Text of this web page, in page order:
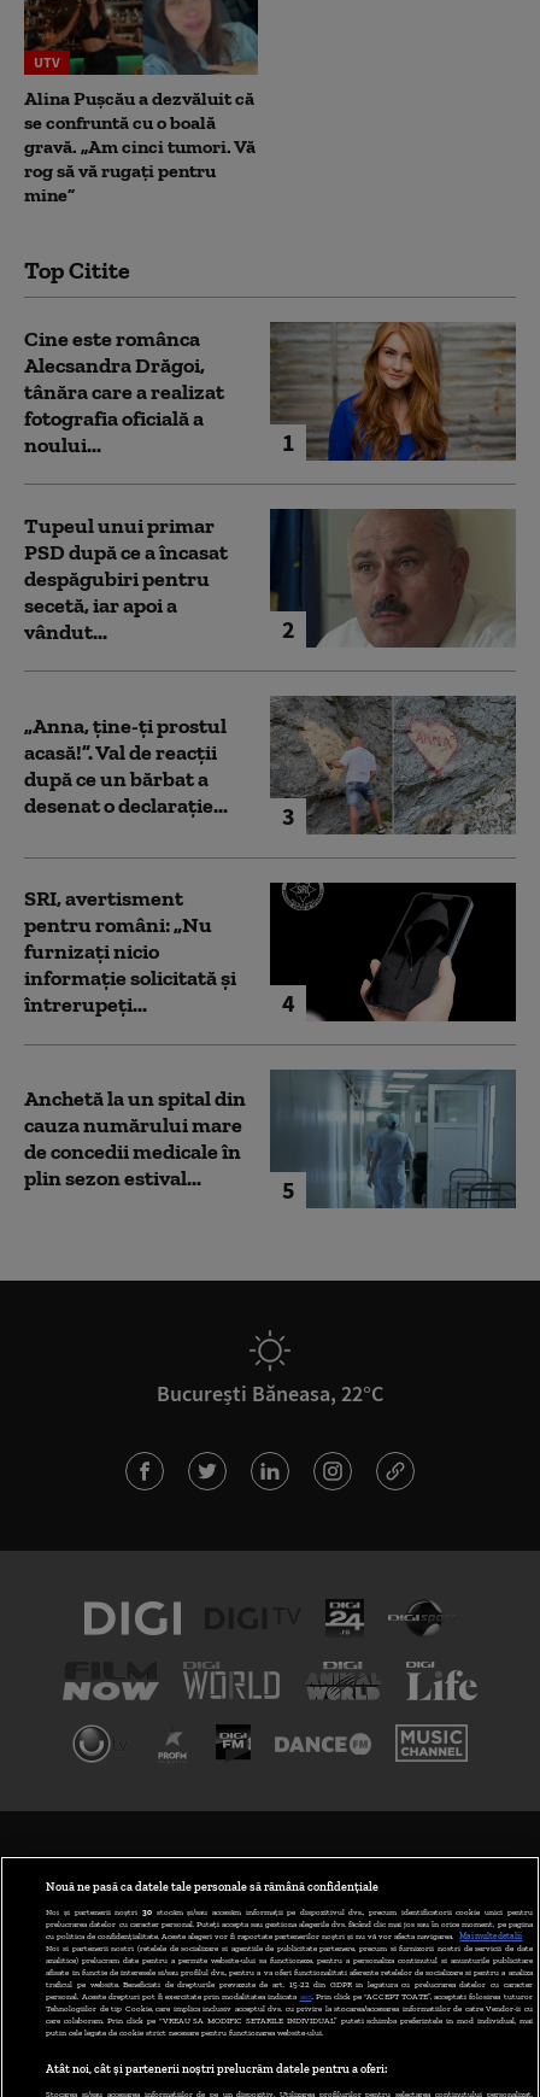
UTV
Alina Pușcău a dezvăluit că
se confruntă cu o boală
gravă. „Am cinci tumori. Vă
rog să vă rugați pentru
mine”
Top Citite
1
Cine este românca
Alecsandra Drăgoi,
tânăra care a realizat
fotografia oficială a
noului...
2
Tupeul unui primar
PSD după ce a încasat
despăgubiri pentru
secetă, iar apoi a
vândut...
3
„Anna, ţine-ţi prostul
acasă!”. Val de reacții
după ce un bărbat a
desenat o declarație...
4
SRI, avertisment
pentru români: „Nu
furnizați nicio
informație solicitată și
întrerupeți...
5
Anchetă la un spital din
cauza numărului mare
de concedii medicale în
plin sezon estival...
București Băneasa, 22°C
ABONARE DIGI TV
GESTIONAȚI PREFERINȚELE
CODUL DIGI24
CAMERE WEB
CONTACT/INFO
Nouă ne pasă ca datele tale personale să rămână confidențiale
Noi și partenerii noștri 30stocăm și/sau accesăm informații pe dispozitivul dvs., precum identificatorii cookie unici pentru
prelucrarea datelor cu caracter personal. Puteți accepta sau gestiona alegerile dvs. făcând clic mai jos sau în orice moment, pe pagina
cu politica de confidențialitate. Aceste alegeri vor fi raportate partenerilor noștri și nu vă vor afecta navigarea.
Mai multe detalii
Noi si partenerii nostri (retelele de socializare si agentiile de publicitate partenere, precum si furnizorii nostri de servicii de date
analitice) prelucram date pentru a permite website-ului sa functioneze, pentru a personaliza continutul si anunturile publicitare
afisate in functie de interesele si/sau profilul dvs., pentru a va oferi functionalitati aferente retelelor de socializare si pentru a analiza
traficul pe website. Beneficiati de drepturile prevazute de art. 15-22 din GDPR in legatura cu prelucrarea datelor cu caracter
personal. Aceste drepturi pot fi exercitate prin modalitatea indicata aici. Prin click pe “ACCEPT TOATE”, acceptati folosirea tuturor
Tehnologiilor de tip Cookie, care implica inclusiv acceptul dvs. cu privire la stocarea/accesarea informatiilor de catre Vendor-ii cu
care colaboram. Prin click pe “VREAU SA MODIFIC SETARILE INDIVIDUAL” puteti schimba preferintele in mod individual, mai
putin cele legate de cookie strict necesare pentru functionarea website-ului.
Atât noi, cât și partenerii noștri prelucrăm datele pentru a oferi:
Stocarea și/sau accesarea informațiilor de pe un dispozitiv. Utilizarea profilurilor pentru selectarea conținutului personalizat.